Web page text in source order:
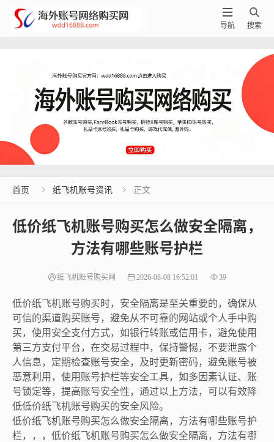

搜索

导航
首页  纸飞机账号资讯  正文
低价纸飞机账号购买怎么做安全隔离，
方法有哪些账号护栏
纸飞机账号购买网 2026-08-08 16:52:01 39
低价纸飞机账号购买时，安全隔离是至关重要的，确保从
可信的渠道购买账号，避免从不可靠的网站或个人手中购
买，使用安全支付方式，如银行转账或信用卡，避免使用
第三方支付平台，在交易过程中，保持警惕，不要泄露个
人信息，定期检查账号安全，及时更新密码，避免账号被
恶意利用，使用账号护栏等安全工具，如多因素认证、账
号锁定等，提高账号安全性，通过以上方法，可以有效降
低低价纸飞机账号购买的安全风险。
低价纸飞机账号购买怎么做安全隔离，方法有哪些账号护
栏，，，低价纸飞机账号购买怎么做安全隔离，方法有哪